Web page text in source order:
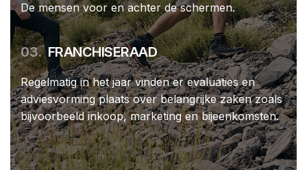
De mensen voor en achter de schermen.
03. FRANCHISERAAD
Regelmatig in het jaar vinden er evaluaties en
adviesvorming plaats over belangrijke zaken zoals
bijvoorbeeld inkoop, marketing en bijeenkomsten.